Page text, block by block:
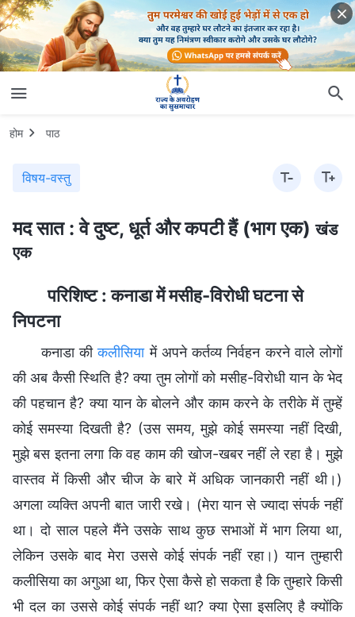
होम पाठ
विषय-वस्तु
मद सात : वे दुष्ट, धूर्त और कपटी हैं (भाग एक)खंड
एक
परिशिष्ट : कनाडा में मसीह-विरोधी घटना से
निपटना
कनाडा कीकलीसियामें अपने कर्तव्य निर्वहन करने वाले लोगों
की अब कैसी स्थिति है? क्या तुम लोगों को मसीह-विरोधी यान के भेद
की पहचान है? क्या यान के बोलने और काम करने के तरीके में तुम्हें
कोई समस्या दिखती है? (उस समय, मुझे कोई समस्या नहीं दिखी,
मुझे बस इतना लगा कि वह काम की खोज-खबर नहीं ले रहा है। मुझे
वास्तव में किसी और चीज के बारे में अधिक जानकारी नहीं थी।)
अगला व्यक्ति अपनी बात जारी रखे। (मेरा यान से ज्यादा संपर्क नहीं
था। दो साल पहले मैंने उसके साथ कुछ सभाओं में भाग लिया था,
लेकिन उसके बाद मेरा उससे कोई संपर्क नहीं रहा।) यान तुम्हारी
कलीसिया का अगुआ था, फिर ऐसा कैसे हो सकता है कि तुम्हारे किसी
भी दल का उससे कोई संपर्क नहीं था? क्या ऐसा इसलिए है क्योंकि